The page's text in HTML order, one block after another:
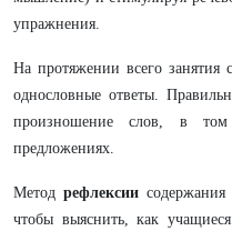
упражнения.
На протяжении всего занятия
однословные ответы.
произношение слов, в
предложениях.
Метод рефлексиисодержания
чтобы выяснить, как